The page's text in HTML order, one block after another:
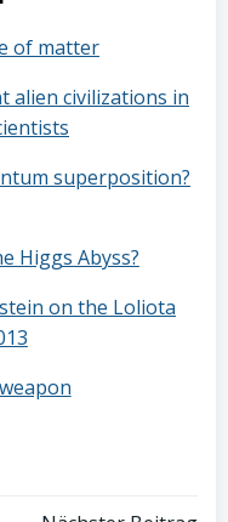
of matter
alien civilizations in
superposition?
Higgs Abyss?
on the Loliota